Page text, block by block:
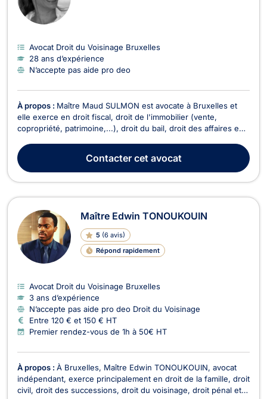
Avocat Droit du Voisinage Bruxelles
28 ans d’expérience
N’accepte pas aide pro deo
À propos : Maître Maud SULMON est avocate à Bruxelles et
elle exerce en droit fiscal, droit de l'immobilier (vente,
copropriété, patrimoine,...), droit du bail, droit des affaires en
fiscal , afin d'obtenir des réponses à toutes vos
problématiques en matière de déclarati...
Contactercet avocat
Maître Edwin TONOUKOUIN
5 (6 avis)
Répond rapidement
Avocat Droit du Voisinage Bruxelles
3 ans d’expérience
N’accepte pas aide pro deo Droit du Voisinage
Entre 120 € et 150 € HT
Premier rendez-vous de 1h à 50€ HT
À propos : À Bruxelles, Maître Edwin TONOUKOUIN, avocat
indépendant, exerce principalement en droit de la famille, droit
civil, droit des successions, droit du voisinage, droit pénal et